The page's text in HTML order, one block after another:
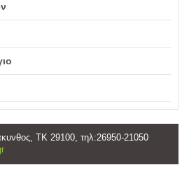
ΤΚ 29100, τηλ:26950-21050